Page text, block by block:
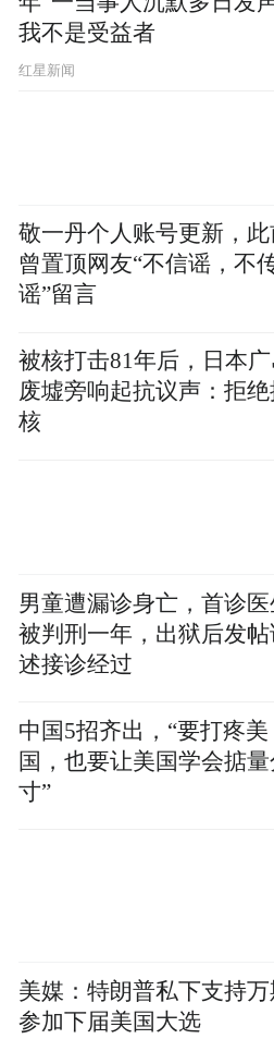
凤凰新闻
本来不同，就做不同，
得拥有不同凡响的世界
同”的凤凰新闻客户端，
青春躁动的年轻人一起
我不是受益者
红星新闻
敬一丹个人账号更新，此
曾置顶网友“不信谣，不
谣”留言
被核打击81年后，日本广
废墟旁响起抗议声：拒绝
核
男童遭漏诊身亡，首诊医
被判刑一年，出狱后发帖
述接诊经过
中国5招齐出，“要打疼美
国，也要让美国学会掂量
寸”
美媒：特朗普私下支持
参加下届美国大选